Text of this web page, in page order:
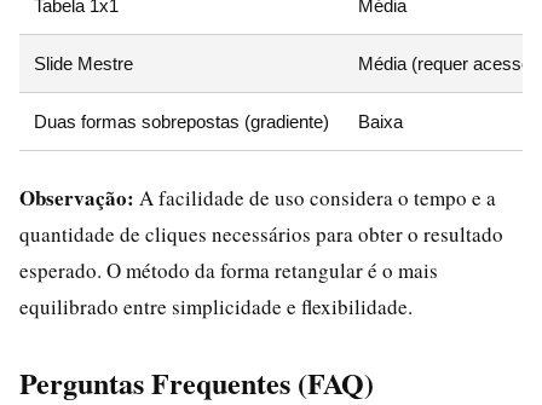
Tabela 1x1 Média
Slide Mestre Média (requer acesso)
Duas formas sobrepostas (gradiente) Baixa
Observação: A facilidade de uso considera o tempo e a
quantidade de cliques necessários para obter o resultado
esperado. O método da forma retangular é o mais
equilibrado entre simplicidade e flexibilidade.
Perguntas Frequentes (FAQ)